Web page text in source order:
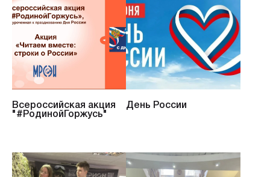
Всероссийская акция
"#РодинойГоржусь"
День России